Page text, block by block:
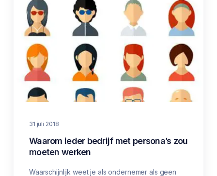
31 juli 2018
Waarom ieder bedrijf met persona’s zou
moeten werken
Waarschijnlijk weet je als ondernemer als geen